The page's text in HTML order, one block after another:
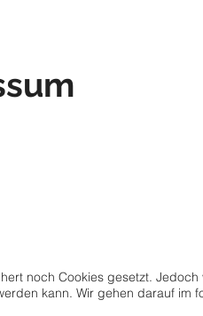
noch Cookies gesetzt.
kann. Wir gehen darauf im